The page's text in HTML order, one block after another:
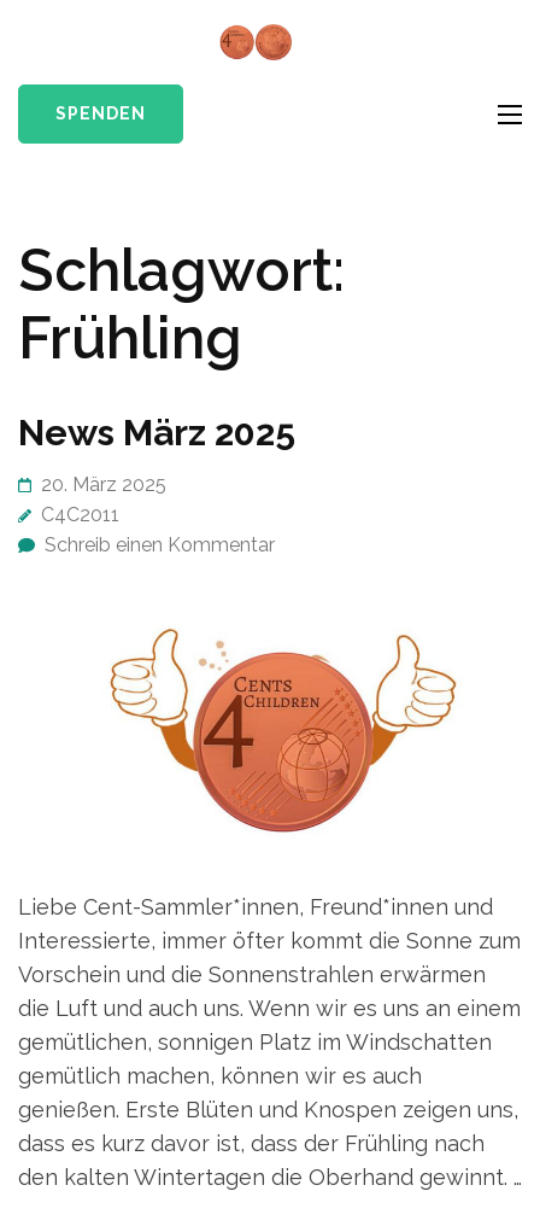
content
(Press
Enter)
SPENDEN
Schlagwort:
Frühling
News März 2025
20. März 2025
C4C2011
Schreib einen Kommentar
Liebe Cent-Sammler*innen, Freund*innen und
Interessierte, immer öfter kommt die Sonne zum
Vorschein und die Sonnenstrahlen erwärmen
die Luft und auch uns. Wenn wir es uns an einem
gemütlichen, sonnigen Platz im Windschatten
gemütlich machen, können wir es auch
genießen. Erste Blüten und Knospen zeigen uns,
dass es kurz davor ist, dass der Frühling nach
den kalten Wintertagen die Oberhand gewinnt. …